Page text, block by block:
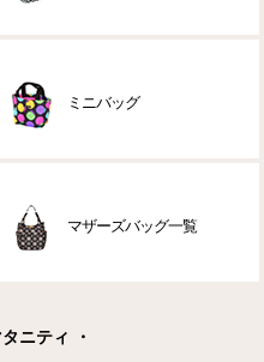
ミニバッグ
マザーズバッグ一覧
ニティ ・